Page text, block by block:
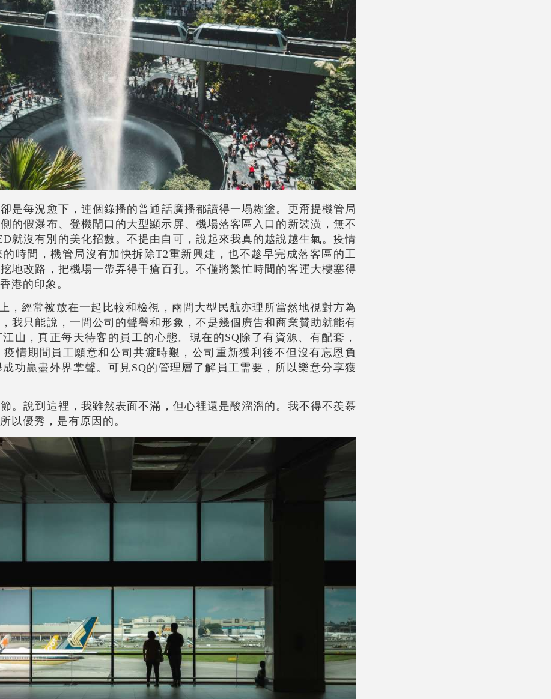
是每況愈下，連個錄播的普通話廣播都讀得一塌糊塗。更甭提機管局
的假瀑布、登機閘口的大型顯示屏、機場落客區入口的新裝潢，無不
就沒有別的美化招數。不提由自可，說起來我真的越說越生氣。疫情
時間，機管局沒有加快拆除T2重新興建，也不趁早完成落客區的工
地改路，把機場一帶弄得千瘡百孔。不僅將繁忙時間的客運大樓塞得
港的印象。
，經常被放在一起比較和檢視，兩間大型民航亦理所當然地視對方為
我只能說，一間公司的聲譽和形象，不是幾個廣告和商業贊助就能有
山，真正每天待客的員工的心態。現在的SQ除了有資源、有配套，
情期間員工願意和公司共渡時艱，公司重新獲利後不但沒有忘恩負
功贏盡外界掌聲。可見SQ的管理層了解員工需要，所以樂意分享獲
。說到這裡，我雖然表面不滿，但心裡還是酸溜溜的。我不得不羨慕
以優秀，是有原因的。